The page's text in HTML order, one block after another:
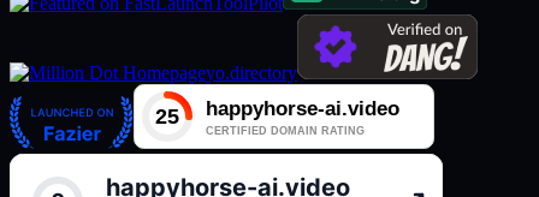
yo.directory